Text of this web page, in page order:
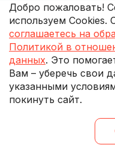
Добро пожаловать!
используем Cookies.
соглашаетесь на
Политикой в
данных. Это
Вам – уберечь свои
указанными
покинуть сайт.